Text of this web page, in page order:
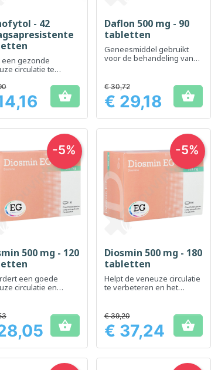
Snel bekijken
- 42
een gezonde
circulatie te

Snel bekijken
Daflon 500 mg - 90
tabletten
Geneesmiddel gebruikt
voor de behandeling van
Prijs
€ 30,72
€ 29,18 
Snel bekijken
500 mg - 120
een goede
circulatie en

-5%
Snel bekijken
Diosmin 500 mg - 180
tabletten
Helpt de veneuze circulatie
te verbeteren en het
Prijs
€ 39,20
€ 37,24 
-5%